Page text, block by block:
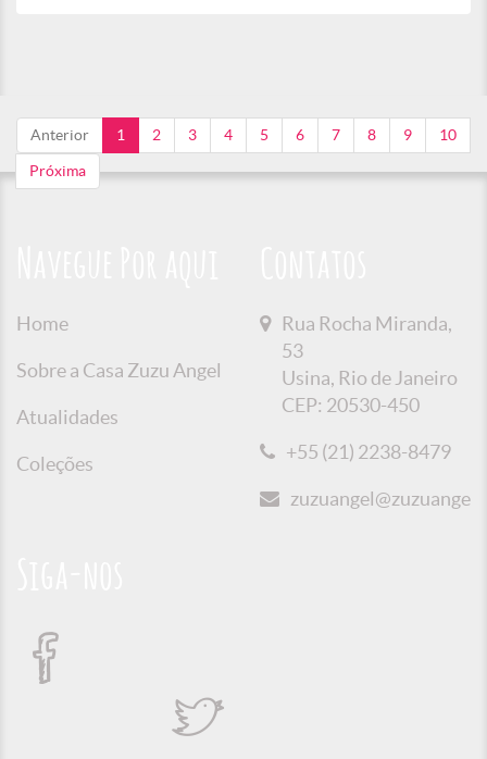
Anterior 1 2 3 4 5 6 7 8 9 10
Próxima
Home
Sobre a Casa Zuzu Angel
Atualidades
Coleções
Rua Rocha Miranda,
53
Usina, Rio de Janeiro
CEP: 20530-450
+55 (21) 2238-8479